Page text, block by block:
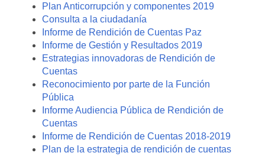
Plan Anticorrupción y componentes 2019
Consulta a la ciudadanía
Informe de Rendición de Cuentas Paz
Informe de Gestión y Resultados 2019
Estrategias innovadoras de Rendición de
Cuentas
Reconocimiento por parte de la Función
Pública
Informe Audiencia Pública de Rendición de
Cuentas
Informe de Rendición de Cuentas 2018-2019
Plan de la estrategia de rendición de cuentas